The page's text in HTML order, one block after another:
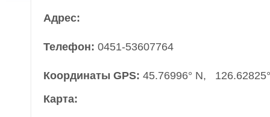
Адрес:
Телефон: 0451-53607764
Координаты GPS: 45.76996° N,
Карта: